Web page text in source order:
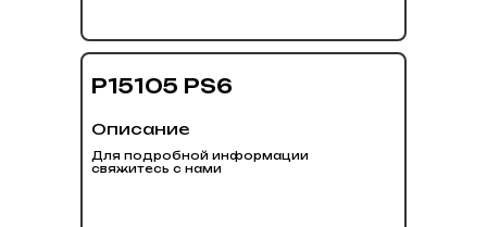
P15105 PS6
Описание
Для подробной информации
свяжитесь с нами